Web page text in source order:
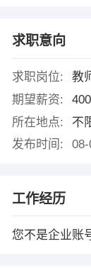
求职意向
求职岗位:
教
期望薪资:
所在地点:
不
发布时间:
08-
工作经历
您不是企业账